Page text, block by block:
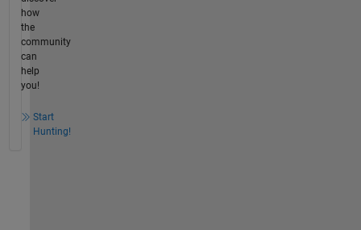
how
the
community
can
help
you!
Start
Hunting!